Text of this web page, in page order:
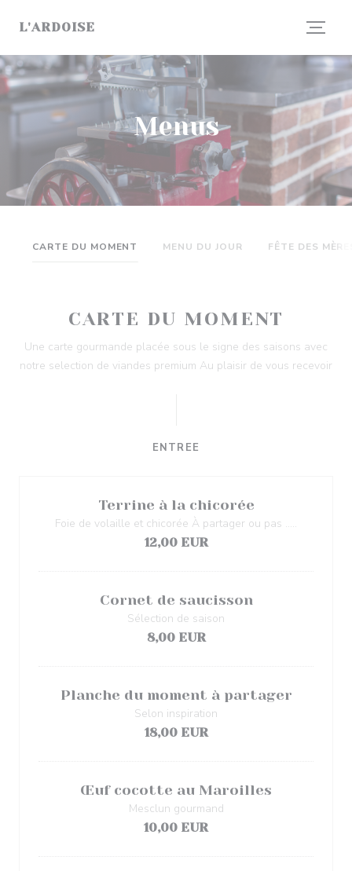
L'ARDOISE
Menus
CARTE DU MOMENT MENU DU JOUR FÊTE DES
CARTE DU MOMENT
Une carte gourmande placée sous le signe des saisons avec
notre selection de viandes premium Au plaisir de vous recevoir
ENTREE
Terrine à la chicorée
Foie de volaille et chicorée À partager ou pas …..
12,00 EUR
Cornet de saucisson
Sélection de saison
8,00 EUR
Planche du moment à partager
Selon inspiration
18,00 EUR
Œuf cocotte au Maroilles
Mesclun gourmand
10,00 EUR